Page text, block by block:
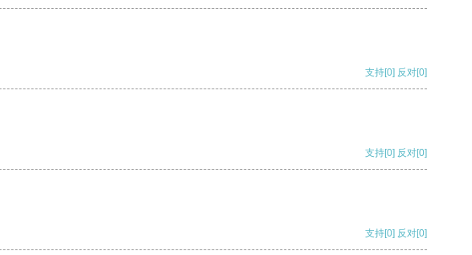
支持[0] 反对[0]
支持[0] 反对[0]
支持[0] 反对[0]